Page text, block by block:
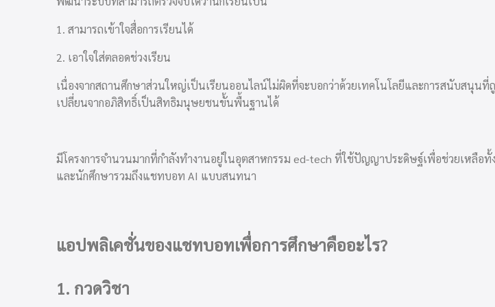
1. สามารถเข้าใจสื่อการเรียนได้
2. เอาใจใส่ตลอดช่วงเรียน
เนื่องจากสถานศึกษาส่วนใหญ่เป็นเรียนออนไลน์ไม่ผิดที่จะบอกว่าด้วยเทคโนโลยีและการสนับสนุนที่
เปลี่ยนจากอภิสิทธิ์เป็นสิทธิมนุษยชนขั้นพื้นฐานได้
มีโครงการจำนวนมากที่กำลังทำงานอยู่ในอุตสาหกรรม ed-tech ที่ใช้ปัญญาประดิษฐ์เพื่อช่วยเหลือทั้
และนักศึกษารวมถึงแชทบอท AI แบบสนทนา
แอปพลิเคชั่นของแชทบอทเพื่อการศึกษาคืออะไร?
1. กวดวิชา